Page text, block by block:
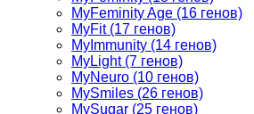
MyFeminity Age (16 генов)
MyFit (17 генов)
MyImmunity (14 генов)
MyLight (7 генов)
MyNeuro (10 генов)
MySmiles (26 генов)
MySugar (25 генов)